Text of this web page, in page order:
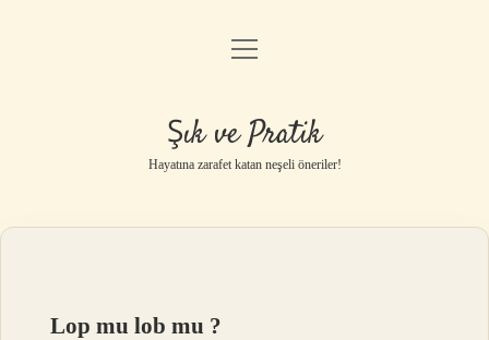
Anasayfa
Yasal Uyarı
menüyü
Şık ve Pratik
Hayatına zarafet katan neşeli öneriler!
Lop mu lob mu ?